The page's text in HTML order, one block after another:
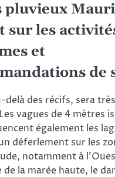
pluvieux
sur les
et
de
delà des récifs, sera
vagues de 4 mètres
également les
déferlement sur les
notamment à
de la marée haute, le